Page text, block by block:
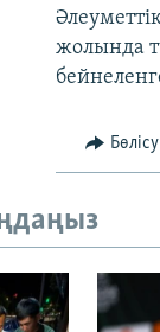
жолында
Бөлісу